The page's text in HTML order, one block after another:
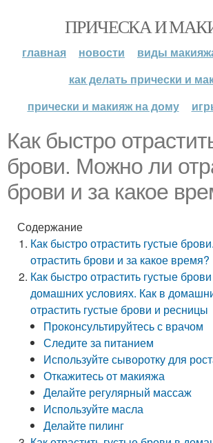
ПРИЧЕСКА И
главная новости
виды
как делать прически и
прически и макияж на дому
Как быстро
брови. Можно ли
брови и за какое
Содержание
Как быстро отрастить густые
отрастить брови и за какое время?
Как быстро отрастить густые
домашних условиях. Как в
отрастить густые брови и ресницы
Проконсультируйтесь с врачом
Следите за питанием
Используйте сыворотку для
Откажитесь от макияжа
Делайте регулярный массаж
Используйте масла
Делайте пилинг